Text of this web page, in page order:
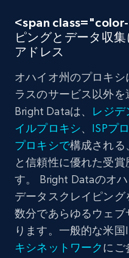
<span
ピングとデータ収
アドレス
オハイオ州のプロキ
ラスのサービス以外を
Bright Dataは、 レジデ
イルプロキシ、 ISPプ
プロキシで構成される
と信頼性に優れた受
す。 Bright Dataのオ
データスクレイピング
数分であらゆるウェ
ります。一般的な米
キシネットワークにご